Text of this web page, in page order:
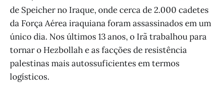
de Speicher no Iraque, onde cerca de 2.000 cadetes
da Força Aérea iraquiana foram assassinados em um
único dia. Nos últimos 13 anos, o Irã trabalhou para
tornar o Hezbollah e as facções de resistência
palestinas mais autossuficientes em termos
logísticos.